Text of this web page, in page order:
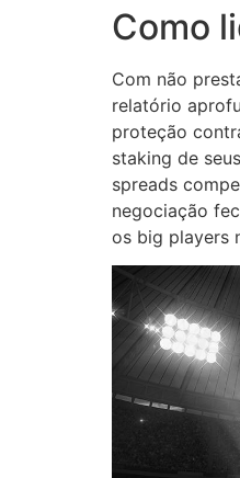
Como
Com não
relatório
proteção
staking de
spreads
negociação
os big players